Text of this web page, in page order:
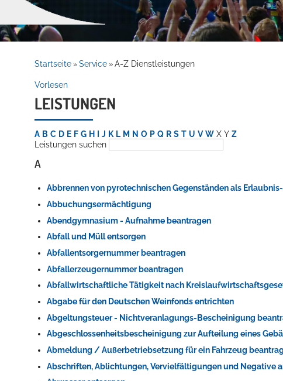
Service
Willkommen in Hockenheim
Startseite » Service » A-Z Dienstleistungen
Vorlesen
LEISTUNGEN
A B C D E F G H J K L M N O P Q R S T U V W X Y Z
Leistungen suchen
A
Abbrennen von pyrotechnischen Gegenständen als
Abbuchungsermächtigung
Abendgymnasium - Aufnahme beantragen
Abfall und Müll entsorgen
Abfallentsorgernummer beantragen
Abfallerzeugernummer beantragen
Abfallwirtschaftliche Tätigkeit nach
Abgabe für den Deutschen Weinfonds entrichten
Abgeltungsteuer - Nichtveranlagungs-Bescheinigung
Abgeschlossenheitsbescheinigung zur Aufteilung eines
Abmeldung / Außerbetriebsetzung für ein Fahrzeug
Abschriften, Ablichtungen, Vervielfältigungen und Negative